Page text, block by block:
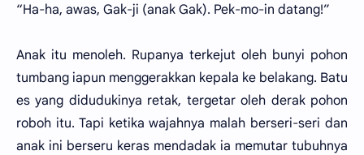
“Ha-ha, awas, Gak-ji (anak Gak). Pek-mo-in datang!”
Anak itu menoleh. Rupanya terkejut oleh bunyi pohon
tumbang iapun menggerakkan kepala ke belakang. Batu
es yang didudukinya retak, tergetar oleh derak pohon
roboh itu. Tapi ketika wajahnya malah berseri-seri dan
anak ini berseru keras mendadak ia memutar tubuhnya